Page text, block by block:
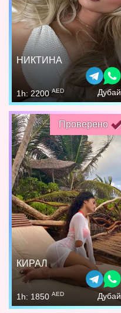
НИКТИНА
1h: 2200AED Дубай
Проверено
КИРАЛ
1h: 1850 AED Дубай